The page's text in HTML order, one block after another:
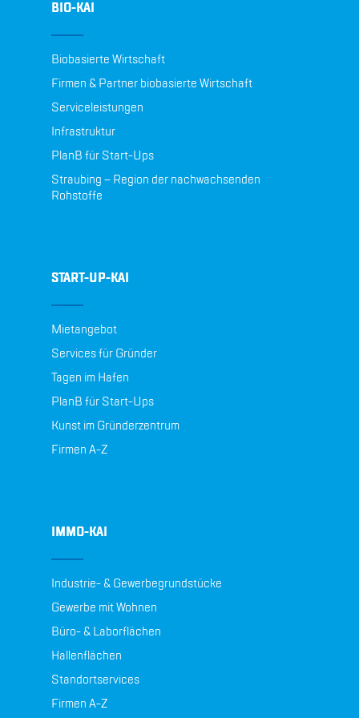
BIO-KAI
Biobasierte Wirtschaft
Firmen & Partner biobasierte Wirtschaft
Serviceleistungen
Infrastruktur
PlanB für Start-Ups
Straubing – Region der nachwachsenden
Rohstoffe
START-UP-KAI
Mietangebot
Services für Gründer
Tagen im Hafen
PlanB für Start-Ups
Kunst im Gründerzentrum
Firmen A-Z
IMMO-KAI
Industrie- & Gewerbegrundstücke
Gewerbe mit Wohnen
Büro- & Laborflächen
Hallenflächen
Standortservices
Firmen A-Z